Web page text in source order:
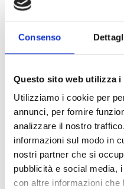
Consenso
Questo sito web utilizza i
Utilizziamo i cookie per
annunci, per fornire
analizzare il nostro
informazioni sul modo in
nostri partner che si
pubblicità e social media,
con altre informazioni che
Dott.ssa
Ortottista